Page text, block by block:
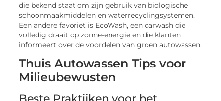
die bekend staat om zijn gebruik van biologische
schoonmaakmiddelen en waterrecyclingsystemen.
Een andere favoriet is EcoWash, een carwash die
volledig draait op zonne-energie en die klanten
informeert over de voordelen van groen autowassen.
Thuis Autowassen Tips voor
Milieubewusten